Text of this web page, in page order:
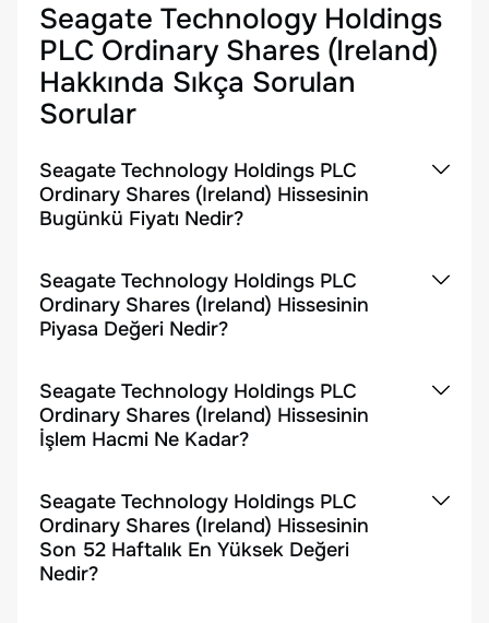
Seagate Technology Holdings
PLC Ordinary Shares (Ireland)
Hakkında Sıkça Sorulan
Sorular
Seagate Technology Holdings PLC
Ordinary Shares (Ireland) Hissesinin
Bugünkü Fiyatı Nedir?
Seagate Technology Holdings PLC
Ordinary Shares (Ireland) Hissesinin
Piyasa Değeri Nedir?
Seagate Technology Holdings PLC
Ordinary Shares (Ireland) Hissesinin
İşlem Hacmi Ne Kadar?
Seagate Technology Holdings PLC
Ordinary Shares (Ireland) Hissesinin
Son 52 Haftalık En Yüksek Değeri
Nedir?